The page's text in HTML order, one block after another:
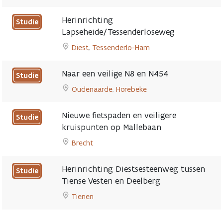
x
Jettenweg
page
to
Heraanleg
fietspaden
Kalmthoutse
in
page
Studie
Herinrichting
Lapseheide/Tessenderloseweg
Diest, Tessenderlo-Ham
to
Lapseheide/Tessenderloseweg
Studie Naar een veilige N8 en N454
Oudenaarde, Horebeke
to
Naar
een
veilige
en
N454
Studie
Nieuwe fietspaden en veiligere
kruispunten op Mallebaan
Brecht
to
Nieuwe
fietspaden
en
Studie
Herinrichting Diestsesteenweg tussen
Tiense Vesten en Deelberg
Tienen